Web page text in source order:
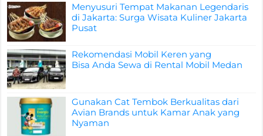
Menyusuri Tempat Makanan Legendaris
di Jakarta: Surga Wisata Kuliner Jakarta
Pusat
Rekomendasi Mobil Keren yang
Bisa Anda Sewa di Rental Mobil Medan
Gunakan Cat Tembok Berkualitas dari
Avian Brands untuk Kamar Anak yang
Nyaman